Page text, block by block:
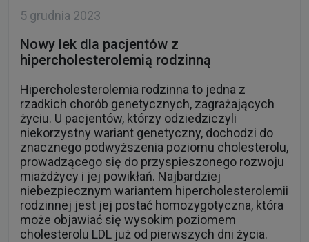
5 grudnia 2023
Nowy lek dla pacjentów z
hipercholesterolemią rodzinną
Hipercholesterolemia rodzinna to jedna z
rzadkich chorób genetycznych, zagrażających
życiu. U pacjentów, którzy odziedziczyli
niekorzystny wariant genetyczny, dochodzi do
znacznego podwyższenia poziomu cholesterolu,
prowadzącego się do przyspieszonego rozwoju
miażdżycy i jej powikłań. Najbardziej
niebezpiecznym wariantem hipercholesterolemii
rodzinnej jest jej postać homozygotyczna, która
może objawiać się wysokim poziomem
cholesterolu LDL już od pierwszych dni życia.